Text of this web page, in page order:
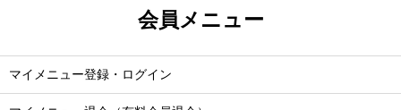
会員メニュー
マイメニュー登録・ログイン